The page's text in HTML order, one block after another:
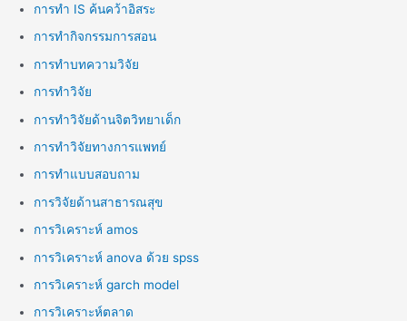
การทำ IS ค้นคว้าอิสระ
การทำกิจกรรมการสอน
การทำบทความวิจัย
การทำวิจัย
การทำวิจัยด้านจิตวิทยาเด็ก
การทำวิจัยทางการแพทย์
การทำแบบสอบถาม
การวิจัยด้านสาธารณสุข
การวิเคราะห์ amos
การวิเคราะห์ anova ด้วย spss
การวิเคราะห์ garch model
การวิเคราะห์ตลาด